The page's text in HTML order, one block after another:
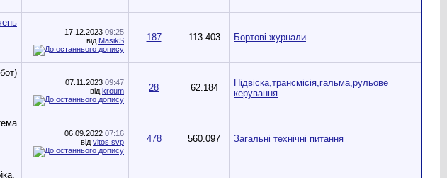
17.12.2023 09:25
від MasikS 187 113.403 Бортові журнали
07.11.2023 09:47
від kroum 28 62.184
Підвіска,трансмісія,гальма,рульове
керування
06.09.2022 07:16
від vitos svp 478 560.097 Загальні технічні питання